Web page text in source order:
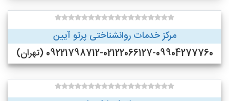
مرکز خدمات روانشناختی پرتو آیین
09221798712-02122066127-09904277760 (تهران)